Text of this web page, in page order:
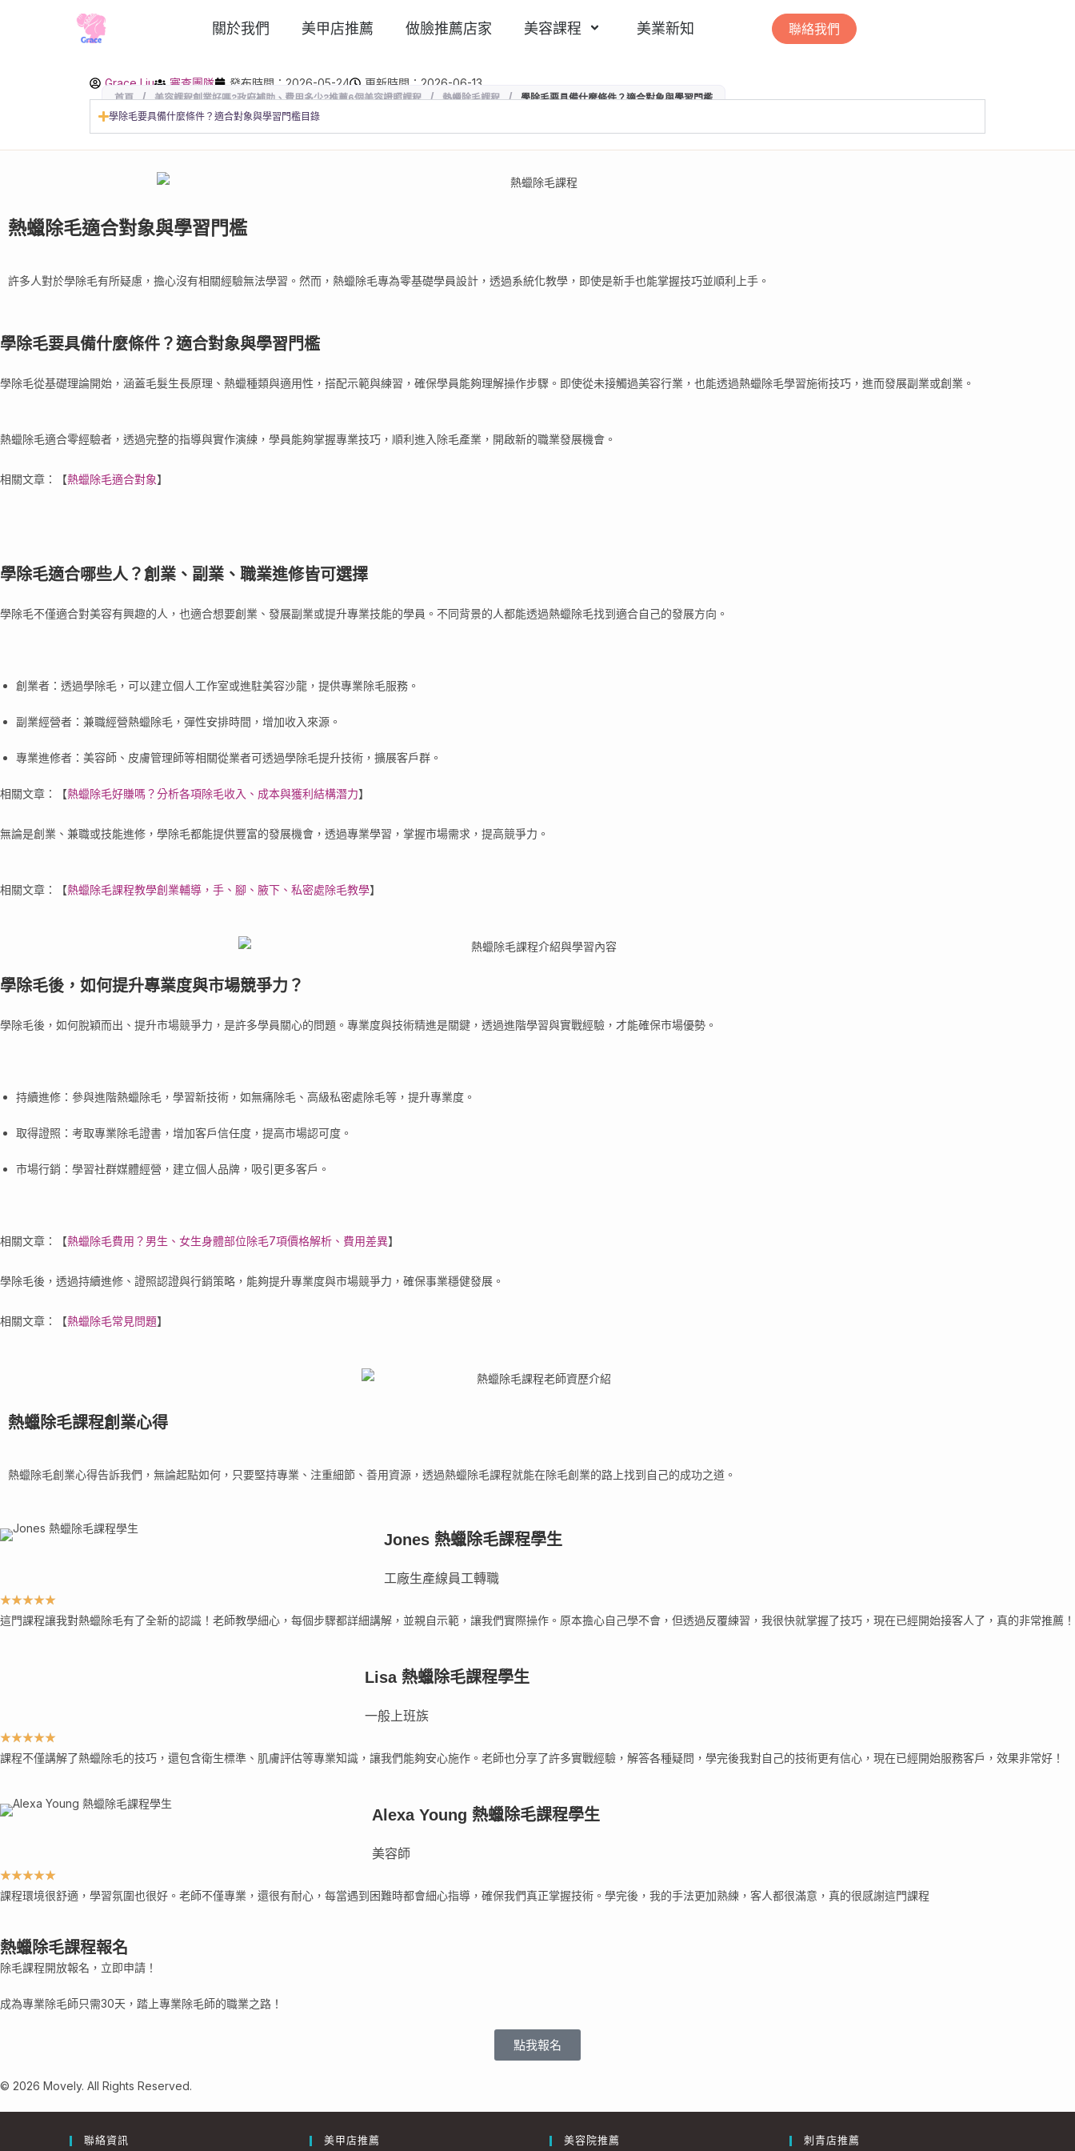
關於我們 美甲店推薦 做臉推薦店家 美容課程 美業新知 聯絡我們
Grace Liu 審查團隊 發布時間：2026-05-24
更新時間：2026-06-13
首頁 / 美容課程創業好嗎?政府補助、費用多少?推薦6個美容證照課程 / 熱蠟除毛課程 / 學除毛要具備什麼條件？適合對象與學習門檻
學除毛要具備什麼條件？適合對象與學習門檻目錄
熱蠟除毛適合對象與學習門檻
許多人對於學除毛有所疑慮，擔心沒有相關經驗無法學習。然而，熱蠟除毛專為零基礎學員設計，透過系統化教學，即使是新手也能掌握技巧並順利上手。
學除毛要具備什麼條件？適合對象與學習門檻
學除毛從基礎理論開始，涵蓋毛髮生長原理、熱蠟種類與適用性，搭配示範與練習，確保學員能夠理解操作步驟。即使從未接觸過美容行業，也能透過熱蠟除毛學習施術技巧，進而發展副業或創業。
熱蠟除毛適合零經驗者，透過完整的指導與實作演練，學員能夠掌握專業技巧，順利進入除毛產業，開啟新的職業發展機會。
相關文章： 【熱蠟除毛適合對象】
學除毛適合哪些人？創業、副業、職業進修皆可選擇
學除毛不僅適合對美容有興趣的人，也適合想要創業、發展副業或提升專業技能的學員。不同背景的人都能透過熱蠟除毛找到適合自己的發展方向。
創業者：透過學除毛，可以建立個人工作室或進駐美容沙龍，提供專業除毛服務。
副業經營者：兼職經營熱蠟除毛，彈性安排時間，增加收入來源。
專業進修者：美容師、皮膚管理師等相關從業者可透過學除毛提升技術，擴展客戶群。
相關文章： 【熱蠟除毛好賺嗎？分析各項除毛收入、成本與獲利結構潛力】
無論是創業、兼職或技能進修，學除毛都能提供豐富的發展機會，透過專業學習，掌握市場需求，提高競爭力。
相關文章： 【熱蠟除毛課程教學創業輔導，手、腳、腋下、私密處除毛教學】
學除毛後，如何提升專業度與市場競爭力？
學除毛後，如何脫穎而出、提升市場競爭力，是許多學員關心的問題。專業度與技術精進是關鍵，透過進階學習與實戰經驗，才能確保市場優勢。
持續進修：參與進階熱蠟除毛，學習新技術，如無痛除毛、高級私密處除毛等，提升專業度。
取得證照：考取專業除毛證書，增加客戶信任度，提高市場認可度。
市場行銷：學習社群媒體經營，建立個人品牌，吸引更多客戶。
相關文章： 【熱蠟除毛費用？男生、女生身體部位除毛7項價格解析、費用差異】
學除毛後，透過持續進修、證照認證與行銷策略，能夠提升專業度與市場競爭力，確保事業穩健發展。
相關文章： 【熱蠟除毛常見問題】
熱蠟除毛課程創業心得
熱蠟除毛創業心得告訴我們，無論起點如何，只要堅持專業、注重細節、善用資源，透過熱蠟除毛課程就能在除毛創業的路上找到自己的成功之道。
Jones 熱蠟除毛課程學生
工廠生產線員工轉職
★★★★★
這門課程讓我對熱蠟除毛有了全新的認識！老師教學細心，每個步驟都詳細講解，並親自示範，讓我們實際操作。原本擔心自己學不會，但透過反覆練習，我很快就掌握了技巧，現在已經開始接客人了，真的非常推薦！
Lisa 熱蠟除毛課程學生
一般上班族
★★★★★
課程不僅講解了熱蠟除毛的技巧，還包含衛生標準、肌膚評估等專業知識，讓我們能夠安心施作。老師也分享了許多實戰經驗，解答各種疑問，學完後我對自己的技術更有信心，現在已經開始服務客戶，效果非常好！
Alexa Young 熱蠟除毛課程學生
美容師
★★★★★
課程環境很舒適，學習氛圍也很好。老師不僅專業，還很有耐心，每當遇到困難時都會細心指導，確保我們真正掌握技術。學完後，我的手法更加熟練，客人都很滿意，真的很感謝這門課程
熱蠟除毛課程報名
除毛課程開放報名，立即申請！
成為專業除毛師只需30天，踏上專業除毛師的職業之路！
點我報名
© 2026 Movely. All Rights Reserved.
聯絡資訊 美甲店推薦 美容院推薦 刺青店推薦